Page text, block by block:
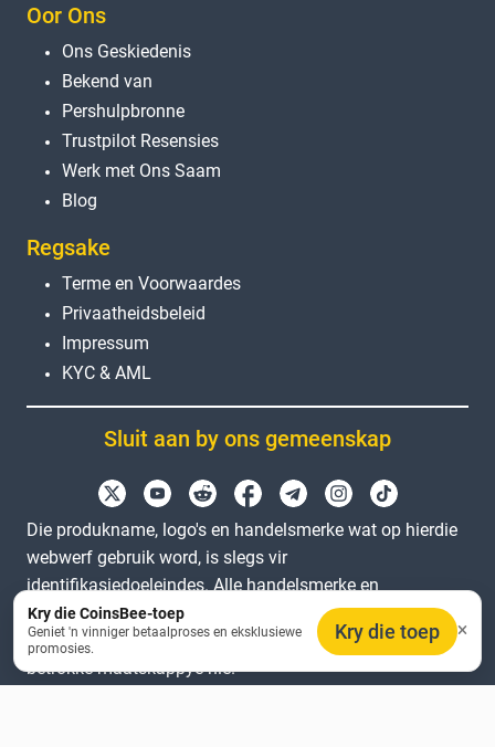
Oor Ons
Ons Geskiedenis
Bekend van
Pershulpbronne
Trustpilot Resensies
Werk met Ons Saam
Blog
Regsake
Terme en Voorwaardes
Privaatheidsbeleid
Impressum
KYC & AML
Sluit aan by ons gemeenskap
Die produkname, logo's en handelsmerke wat op hierdie
webwerf gebruik word, is slegs vir
identifikasiedoeleindes. Alle handelsmerke en
geregistreerde handelsmerke is die eiendom van hul
onderskeie eienaars. Coinsbee is nie geaffilieer met die
betrokke maatskappye nie.
Kry die CoinsBee-toep
Geniet 'n vinniger betaalproses en eksklusiewe
promosies.
Kry die toep